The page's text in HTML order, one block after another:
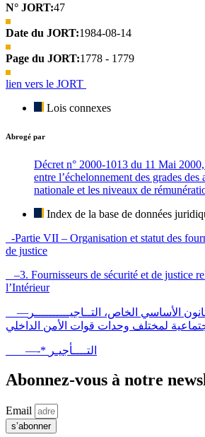
N° JORT:47
Date du JORT:1984-08-14
Page du JORT:1778 - 1779
lien vers le JORT
Lois connexes
Abrogé par
Décret n° 2000-1013 du 11 Mai
entre l’échelonnement des grades des
nationale et les niveaux de
Index de la base de données
-Partie VII – Organisation et statut des
de justice
–3. Fournisseurs de sécurité et de justice
l’Intérieur
—ب. التنظيـم، القــانون الأساسي الخاص، التــاجيــــــــــر
لمختلف وحدات قوات الأمن الداخلي
—-* التــــأجيـر
Abonnez-vous à notre
Email
s’abonner